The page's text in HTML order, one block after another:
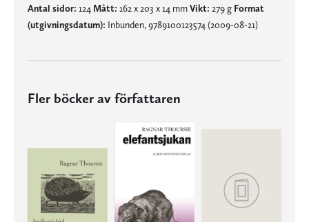
Antal sidor: 124 Mått: 162 x 203 x 14 mmVikt: 279 g Format
(utgivningsdatum): Inbunden, 9789100123574 (2009-08-21)
Fler böcker av författaren